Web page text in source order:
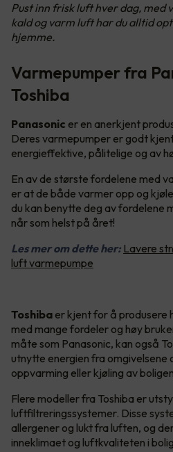
Pust inn frisk luft hver dag, med
kald og varm luft har du alltid
hjemme.
Varmepumper fra
Toshiba
Panasonic er en anerkjent
Deres varmepumper er godt
energieffektive, pålitelige og av
En av de største fordelene med
er at de både varmer opp og
du kan benytte deg av fordelene
når som helst på året!
Les mer om dette her: Lavere
luft varmepumpe
Toshiba er kjent for å produsere
med mange fordeler og høy
måte som Panasonic, kan også
utnytte energien fra omgivelsene
oppvarming eller kjøling av
Flere modeller fra Toshiba er
luftfiltreringssystemer. Disse
allergener og lukt fra luften, og
inneklimaet og luftkvaliteten i